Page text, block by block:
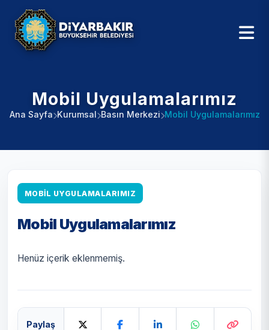
Mobil Uygulamalarımız
Ana Sayfa Kurumsal Basın Merkezi Mobil Uygulamalarımız
MOBIL UYGULAMALARIMIZ
Mobil Uygulamalarımız
Henüz içerik eklenmemiş.
Paylaş